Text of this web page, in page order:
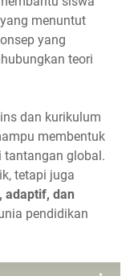
menuntut
yang
teori
dan kurikulum
membentuk
tantangan global.
tetapi juga
adaptif, dan
pendidikan